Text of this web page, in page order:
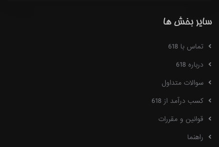
سایر بخش ها
تماس با 618
درباره 618
سوالات متداول
کسب درآمد از 618
قوانین و مقررات
راهنما